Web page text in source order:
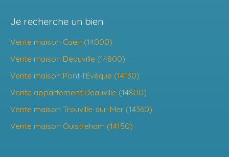
Je recherche un bien
Vente maison Caen (14000)
Vente maison Deauville (14800)
Vente maison Pont-l'Évêque (14130)
Vente appartement Deauville (14800)
Vente maison Trouville-sur-Mer (14360)
Vente maison Ouistreham (14150)